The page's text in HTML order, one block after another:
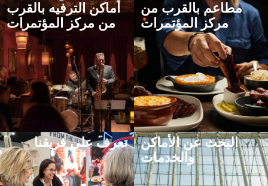
مطاعم بالقرب من
مركز المؤتمرات
أماكن الترفيه بالقرب
من مركز المؤتمرات
البحث عن الأماكن
والخدمات
تعرف على فريقنا